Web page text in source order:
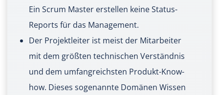
Ein Scrum Master erstellen keine Status-
Reports für das Management.
Der Projektleiter ist meist der Mitarbeiter
mit dem größten technischen Verständnis
und dem umfangreichsten Produkt-Know-
how. Dieses sogenannte Domänen Wissen